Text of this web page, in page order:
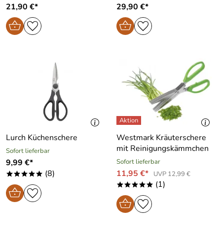
21,90 €* 29,90 €*
Lurch Küchenschere
Sofort lieferbar
9,99 €*
***** (8)
Westmark Kräuterschere
mit Reinigungskämmchen
Sofort lieferbar
11,95 €* UVP 12,99 €
***** (1)